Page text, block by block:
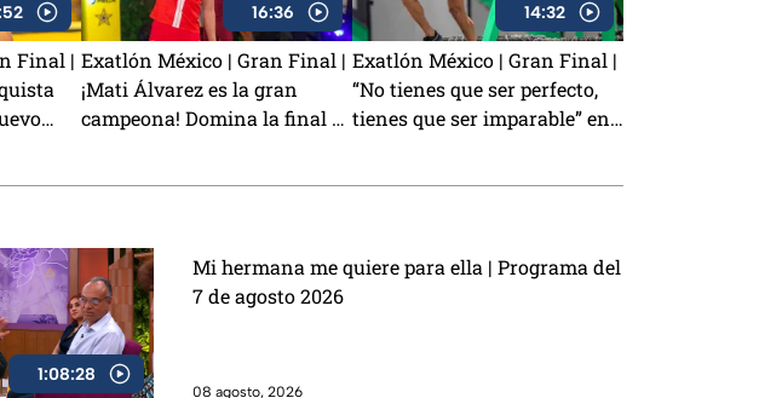
Final |
16:36
Exatlón México | Gran Final |
¡Mati Álvarez es la gran
campeona! Domina la final y
14:32
Exatlón México | Gran Final |
“No tienes que ser perfecto,
tienes que ser imparable” en
1:08:28
Mi hermana me quiere para ella | Programa del
7 de agosto 2026
08 agosto, 2026